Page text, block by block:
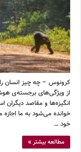
کرونوس – چه چیز انسان
از ویژگی‌های برجسته‌ی
انگیزه‌ها و مقاصد
خوانده می‌شود به ما اجازه
خود …
مطالعه بیشتر »